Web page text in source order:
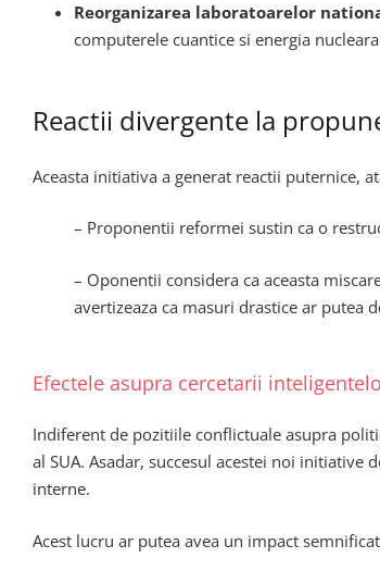
Reorganizarea laboratoarelor
computerele cuantice si energia
Reactii divergente la
Aceasta initiativa a generat reactii puternice,
– Proponentii reformei sustin ca o
– Oponentii considera ca aceasta
avertizeaza ca masuri drastice ar putea
Efectele asupra cercetarii
Indiferent de pozitiile conflictuale asupra
al SUA. Asadar, succesul acestei noi
interne.
Acest lucru ar putea avea un impact